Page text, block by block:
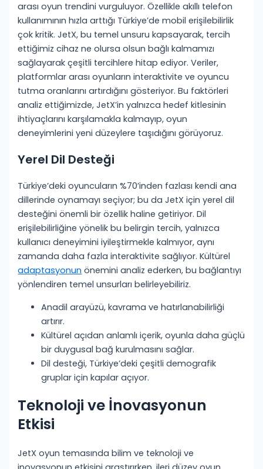
arası oyun trendini vurguluyor. Özellikle akıllı telefon
kullanımının hızla arttığı Türkiye’de mobil erişilebilirlik
çok kritik. JetX, bu temel unsuru kapsayarak, tercih
ettiğimiz cihaz ne olursa olsun bağlı kalmamızı
sağlayarak çeşitli tercihlere hitap ediyor. Veriler,
platformlar arası oyunların interaktivite ve oyuncu
tutma oranlarını artırdığını gösteriyor. Bu faktörleri
analiz ettiğimizde, JetX’in yalnızca hedef kitlesinin
ihtiyaçlarını karşılamakla kalmayıp, oyun
deneyimlerini yeni düzeylere taşıdığını görüyoruz.
Yerel Dil Desteği
Türkiye’deki oyuncuların %70’inden fazlası kendi ana
dillerinde oynamayı seçiyor; bu da JetX için yerel dil
desteğini önemli bir özellik haline getiriyor. Dil
erişilebilirliğine yönelik bu belirgin tercih, yalnızca
kullanıcı deneyimini iyileştirmekle kalmıyor, aynı
zamanda daha fazla interaktivite sağlıyor. Kültürel
adaptasyonun önemini analiz ederken, bu bağlantıyı
yönlendiren temel unsurları belirleyebiliriz.
Anadil arayüzü, kavrama ve hatırlanabilirliği
artırır.
Kültürel açıdan anlamlı içerik, oyunla daha güçlü
bir duygusal bağ kurulmasını sağlar.
Dil desteği, Türkiye’deki çeşitli demografik
gruplar için kapılar açıyor.
Teknoloji ve İnovasyonun
Etkisi
JetX oyun temasında bilim ve teknoloji ve